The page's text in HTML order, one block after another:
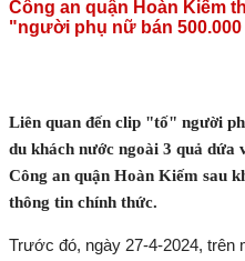
Công an quận Hoàn Kiếm
"người phụ nữ bán
Liên quan đến clip "tố" người
du khách nước ngoài 3 quả dứa
Công an quận Hoàn Kiếm sau
thông tin chính thức.
Trước đó, ngày 27-4-2024, trên